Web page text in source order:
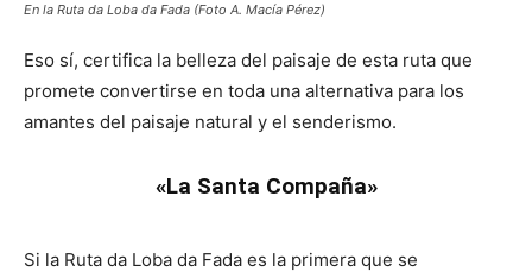
En la Ruta da Loba da Fada (Foto A. Macía Pérez)
Eso sí, certifica la belleza del paisaje de esta ruta que
promete convertirse en toda una alternativa para los
amantes del paisaje natural y el senderismo.
«La Santa Compaña»
Si la Ruta da Loba da Fada es la primera que se